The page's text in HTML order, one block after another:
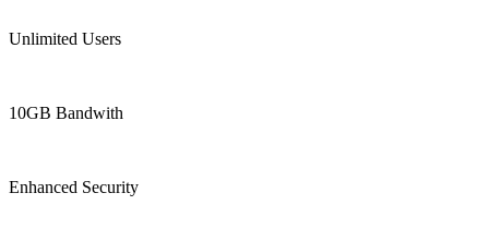
Unlimited Users
10GB Bandwith
Enhanced Security